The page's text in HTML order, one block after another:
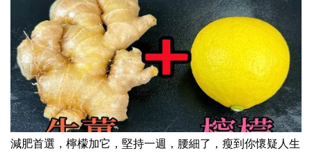
減肥首選，檸檬加它，堅持一週，腰細了，瘦到你懷疑人生